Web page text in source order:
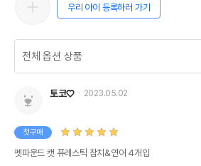
우리 아이 등록하러 가기
토코♡ 2023.05.02
첫구매
펫파운드 캣 퓨레스틱 참치&연어 4개입